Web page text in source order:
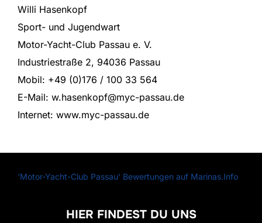
Willi Hasenkopf
Sport- und Jugendwart
Motor-Yacht-Club Passau e. V.
Industriestraße 2, 94036 Passau
Mobil: +49 (0)176 / 100 33 564
E-Mail: w.hasenkopf@myc-passau.de
Internet: www.myc-passau.de
'Motor-Yacht-Club Passau' Bewertungen auf Marinas.Info
HIER FINDEST DU UNS